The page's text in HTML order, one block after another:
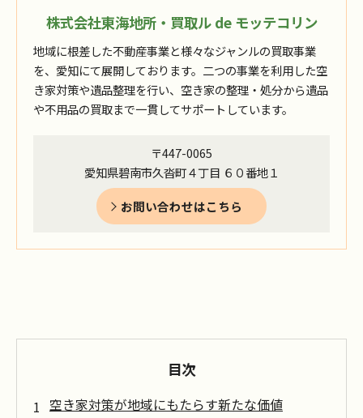
株式会社東海地所・買取ル de モッテコリン
地域に根差した不動産事業と様々なジャンルの買取事業
を、愛知にて展開しております。二つの事業を利用した空
き家対策や遺品整理を行い、空き家の整理・処分から遺品
や不用品の買取まで一貫してサポートしています。
〒447-0065
愛知県碧南市久沓町４丁目 ６０番地１
お問い合わせはこちら
目次
空き家対策が地域にもたらす新たな価値